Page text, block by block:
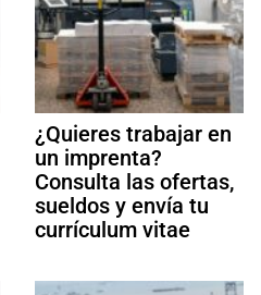
¿Quieres trabajar en
un imprenta?
Consulta las ofertas,
sueldos y envía tu
currículum vitae